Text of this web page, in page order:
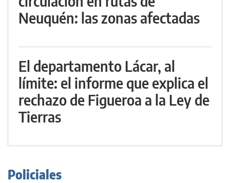
Neuquén: las zonas afectadas
El departamento Lácar, al
límite: el informe que explica el
rechazo de Figueroa a la Ley de
Tierras
Policiales